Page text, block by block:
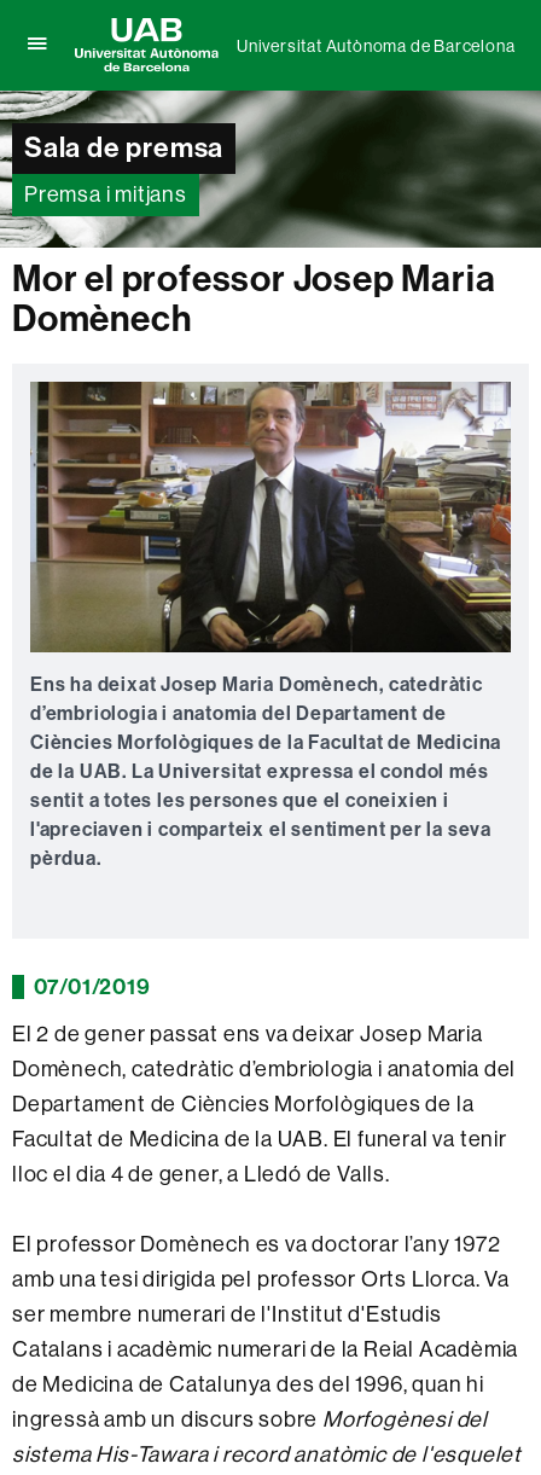
per
desplegar
el
menú
de
Universitat
Autònoma
de
Barcelona
Universitat
Autònoma
de
Barcelona
Universitat Autònoma de Barcelona
Sala de premsa
Premsa i mitjans
Mor el professor Josep Maria
Domènech
Ens ha deixat Josep Maria Domènech, catedràtic
d’embriologia i anatomia del Departament de
Ciències Morfològiques de la Facultat de Medicina
de la UAB. La Universitat expressa el condol més
sentit a totes les persones que el coneixien i
l'apreciaven i comparteix el sentiment per la seva
pèrdua.
07/01/2019
El 2 de gener passat ens va deixar Josep Maria
Domènech, catedràtic d’embriologia i anatomia del
Departament de Ciències Morfològiques de la
Facultat de Medicina de la UAB. El funeral va tenir
lloc el dia 4 de gener, a Lledó de Valls.
El professor Domènech es va doctorar l’any 1972
amb una tesi dirigida pel professor Orts Llorca. Va
ser membre numerari de l'Institut d'Estudis
Catalans i acadèmic numerari de la Reial Acadèmia
de Medicina de Catalunya des del 1996, quan hi
ingressà amb un discurs sobre Morfogènesi del
sistema His-Tawara i record anatòmic de l'esquelet